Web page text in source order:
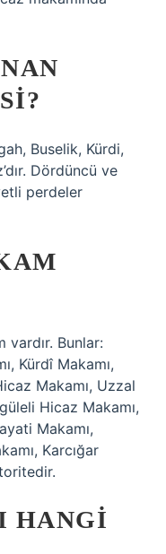
Buselik, Kürdi,
Dördüncü ve
perdeler
vardır. Bunlar:
Kürdî Makamı,
Makamı, Uzzal
Hicaz Makamı,
Makamı,
Karcığar
HANGI